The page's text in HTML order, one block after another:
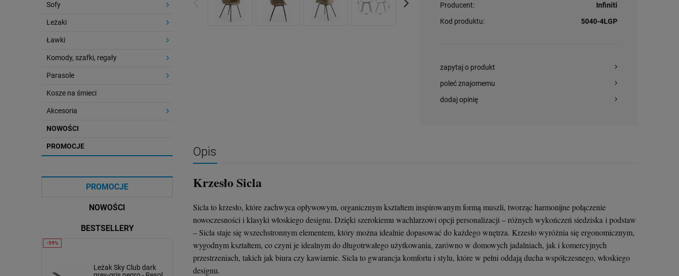
Sofy
Leżaki
Ławki
Komody, szafki, regały
Parasole
Kosze na śmieci
Akcesoria
NOWOŚCI
PROMOCJE
PROMOCJE
NOWOŚCI
BESTSELLERY
Leżak Sky Club dark
Stolik kawowy Oveo 59
Producent:
Infiniti
Kod produktu:
5040-4LGP
zapytaj o produkt
poleć znajomemu
dodaj opinię
Opis
Krzesło Sicla
Sicla to krzesło, które zachwyca opływowym, organicznym kształtem inspirowanym formą muszli, tworząc harmonijne połączenie
nowoczesności i klasyki włoskiego designu. Dzięki szerokiemu wachlarzowi opcji personalizacji – różnych wykończeń siedziska i podstaw
– Sicla staje się wszechstronnym elementem, który można idealnie dopasować do każdego wnętrza. Krzesło wyróżnia się ergonomicznym,
wygodnym kształtem, co czyni je idealnym do długotrwałego użytkowania, zarówno w domowych jadalniach, jak i komercyjnych
przestrzeniach, takich jak biura czy kawiarnie. Sicla to gwarancja komfortu i stylu, które w pełni oddają ducha współczesnego, włoskiego
designu.